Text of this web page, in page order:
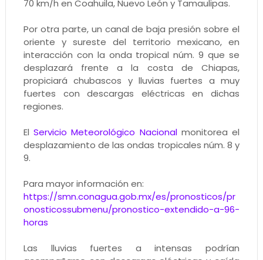
70 km/h en Coahuila, Nuevo León y Tamaulipas.
Por otra parte, un canal de baja presión sobre el
oriente y sureste del territorio mexicano, en
interacción con la onda tropical núm. 9 que se
desplazará frente a la costa de Chiapas,
propiciará chubascos y lluvias fuertes a muy
fuertes con descargas eléctricas en dichas
regiones.
ElServicio Meteorológico Nacionalmonitorea el
desplazamiento de las ondas tropicales núm. 8 y
9.
Para mayor información en:
https://smn.conagua.gob.mx/es/pronosticos/pr
onosticossubmenu/pronostico-extendido-a-96-
horas
Las lluvias fuertes a intensas podrían